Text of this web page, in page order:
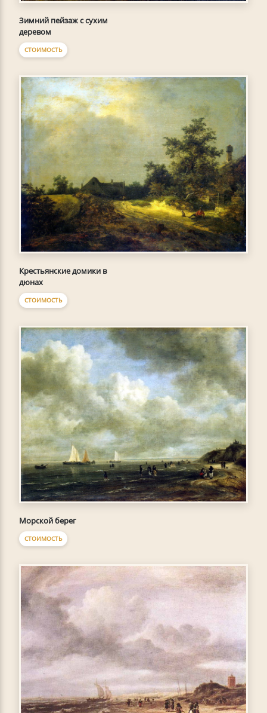
Зимний пейзаж с сухим
деревом
СТОИМОСТЬ
Крестьянские домики в
дюнах
СТОИМОСТЬ
Морской берег
СТОИМОСТЬ